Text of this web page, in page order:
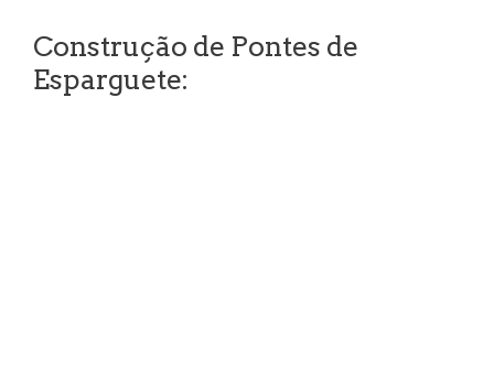
Construção de Pontes de
Esparguete: